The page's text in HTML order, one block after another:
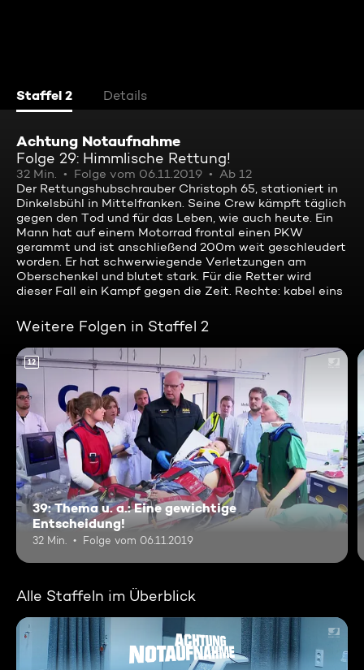
Staffel 2 Details
Achtung Notaufnahme
Folge 29: Himmlische Rettung!
32 Min. Folge vom 06.11.2019
Ab 12
Der Rettungshubschrauber Christoph 65, stationiert in
Dinkelsbühl in Mittelfranken. Seine Crew kämpft täglich
gegen den Tod und für das Leben, wie auch heute. Ein
Mann hat auf einem Motorrad frontal einen PKW
gerammt und ist anschließend 200m weit geschleudert
worden. Er hat schwerwiegende Verletzungen am
Oberschenkel und blutet stark. Für die Retter wird
dieser Fall ein Kampf gegen die Zeit. Rechte: kabel eins
Weitere Folgen in Staffel 2
12
39: Thema u. a.: Eine gewichtige
Entscheidung!
32 Min. Folge vom 06.11.2019
Alle Staffeln im Überblick